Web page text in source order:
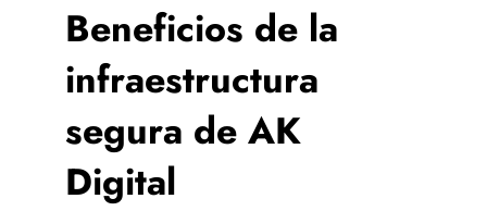
Beneficios de la
infraestructura
segura de AK
Digital